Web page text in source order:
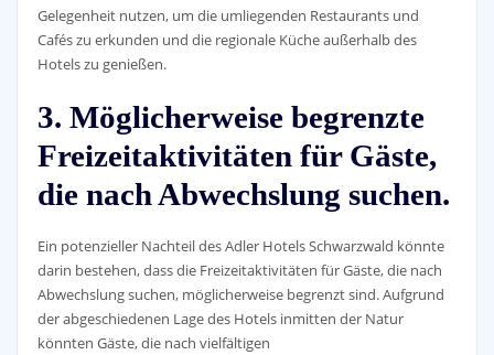
Gelegenheit nutzen, um die umliegenden Restaurants und
Cafés zu erkunden und die regionale Küche außerhalb des
Hotels zu genießen.
3. Möglicherweise begrenzte
Freizeitaktivitäten für Gäste,
die nach Abwechslung suchen.
Ein potenzieller Nachteil des Adler Hotels Schwarzwald könnte
darin bestehen, dass die Freizeitaktivitäten für Gäste, die nach
Abwechslung suchen, möglicherweise begrenzt sind. Aufgrund
der abgeschiedenen Lage des Hotels inmitten der Natur
könnten Gäste, die nach vielfältigen